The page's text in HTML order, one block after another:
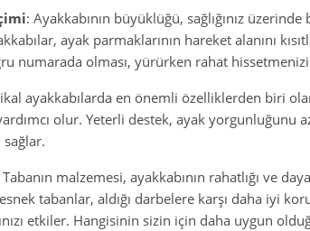
: Ayakkabının büyüklüğü, sağlığınız
ayak parmaklarının hareket alanını
numarada olması, yürürken rahat
ayakkabılarda en önemli özelliklerden biri
olur. Yeterli destek, ayak yorgunluğunu
Tabanın malzemesi, ayakkabının rahatlığı ve
tabanlar, aldığı darbelere karşı daha iyi
etkiler. Hangisinin sizin için daha uygun